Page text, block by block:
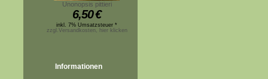
Unonopsis pittieri
6,50€
inkl. 7% Umsatzsteuer *
zzgl.Versandkosten, hier klicken
Informationen